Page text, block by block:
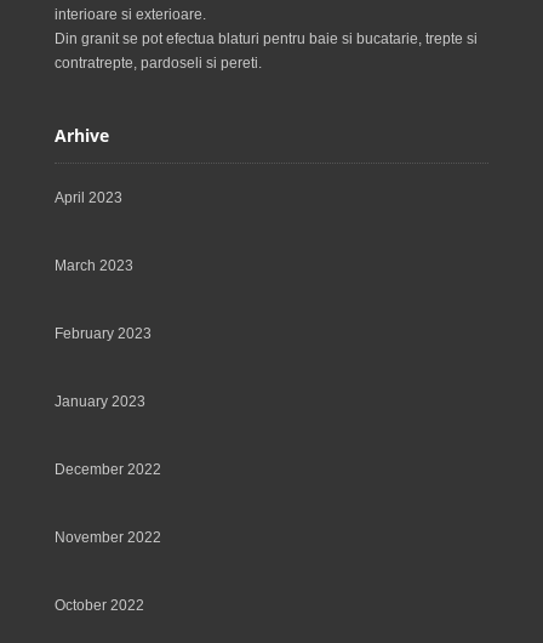
interioare si exterioare.
Din granit se pot efectua blaturi pentru baie si bucatarie, trepte si
contratrepte, pardoseli si pereti.
Arhive
April 2023
March 2023
February 2023
January 2023
December 2022
November 2022
October 2022